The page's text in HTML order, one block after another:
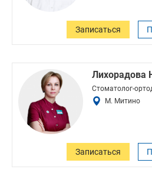
Записаться
Лихорадова
Стоматолог-
М. Митино
Записаться